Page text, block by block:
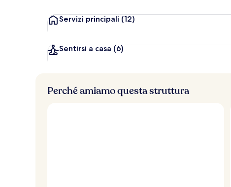
Servizi principali (12)
Sentirsi a casa (6)
Perché amiamo questa struttura